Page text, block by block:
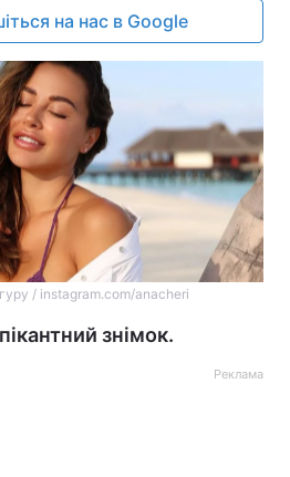
на нас в Google
/ instagram.com/anacheri
знімок.
Реклама